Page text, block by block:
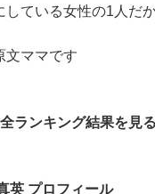
ている女性の1人だ
文ママです
ランキング結果を見る
英 プロフィール